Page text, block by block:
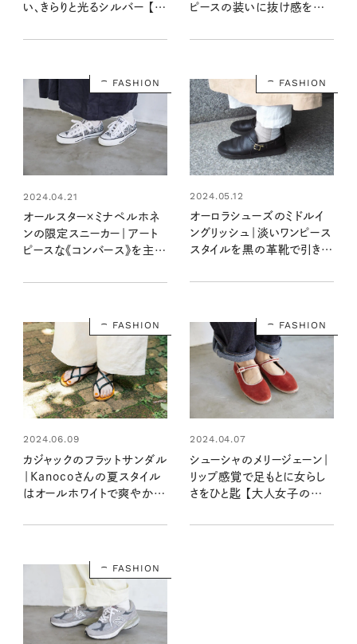
い、きらりと光るシルバー 【大
ピースの装いに抜け感をプラ
れ】
FASHION
2024.04.21
オールスター×ミナペルホネ
ンの限定スニーカー｜アート
ピースな《コンバース》を主役
れ】
FASHION
2024.05.12
オーロラシューズのミドルイ
ングリッシュ｜淡いワンピース
スタイルを黒の革靴で引き締
れ】
FASHION
2024.06.09
カジャックのフラットサンダル
｜Kanocoさんの夏スタイル
はオールホワイトで爽やかに
FASHION
2024.04.07
シューシャのメリージェーン｜
リップ感覚で足もとに女らし
さをひと匙 【大人女子の足も
FASHION